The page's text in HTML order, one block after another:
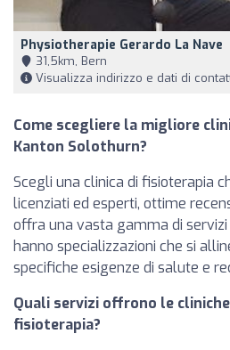
Physiotherapie Gerardo La Nave
31,5km, Bern
Visualizza indirizzo e dati di
Come scegliere la migliore
Kanton Solothurn?
Scegli una clinica di fisioterapia
licenziati ed esperti, ottime
offra una vasta gamma di
hanno specializzazioni che si
specifiche esigenze di salute e
Quali servizi offrono le
fisioterapia?